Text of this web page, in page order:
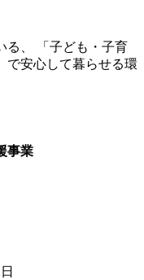
る、 「子ども・子育
で安心して暮らせる環
事業